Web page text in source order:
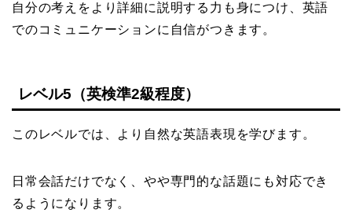
自分の考えをより詳細に説明する力も身につけ、英語
でのコミュニケーションに自信がつきます。
レベル5（英検準2級程度）
このレベルでは、より自然な英語表現を学びます。
日常会話だけでなく、やや専門的な話題にも対応でき
るようになります。